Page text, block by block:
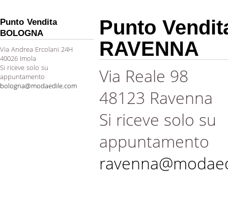
Punto Vendita
BOLOGNA
Via Andrea Ercolani 24H
40026 Imola
Si riceve solo su
appuntamento
bologna@modaedile.com
Punto
RAVENNA
Via Reale 98
48123 Ravenna
Si riceve solo su
appuntamento